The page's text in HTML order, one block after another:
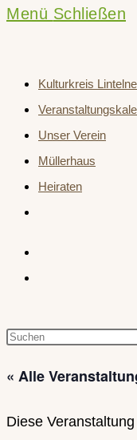
Menü Schließen
Kulturkreis
Unser Verein
Müllerhaus
Heiraten
Diese
durchsuchen
« Alle
Diese